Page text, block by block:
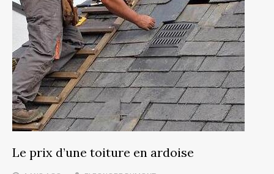
Le prix d’une toiture en ardoise